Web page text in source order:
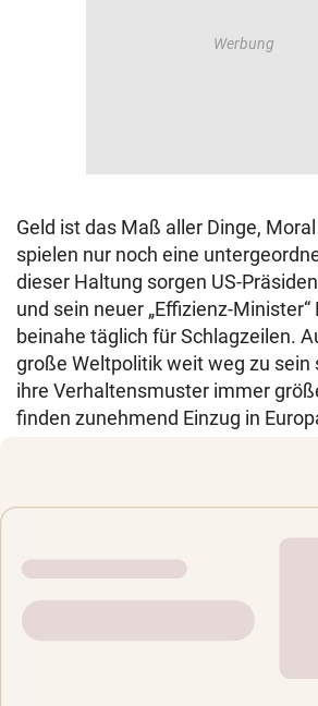
Geld ist das Maß aller Dinge,
spielen nur noch eine
dieser Haltung sorgen US-
und sein neuer „Effizienz-Minister“
beinahe täglich für Schlagzeilen.
große Weltpolitik weit weg zu sein
ihre Verhaltensmuster immer
finden zunehmend Einzug in